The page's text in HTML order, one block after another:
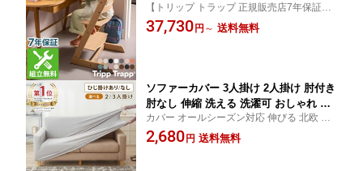
オーク材 ハイチェア キッズチェア 高さ
調節 赤ちゃん STOKKE TRIPP TRAPP
【トリップ トラップ 正規販売店7年保証】
【送料無料】ビーチ ブナ オーク
37,730円 ～ 送料無料
ソファーカバー 3人掛け 2人掛け 肘付き
肘なし 伸縮 洗える 洗濯可 おしゃれ ソ
ファー カバー 伸縮 ストレッチ シンプ
ル ソファーカバー2WAYニットフィット
カバー オールシーズン対応 伸びる 北欧 ナ
チュラル カバーリングソファ 肘あり 肘無
し グレー ソファーベッド ウォッシャブル
2,680円 送料無料